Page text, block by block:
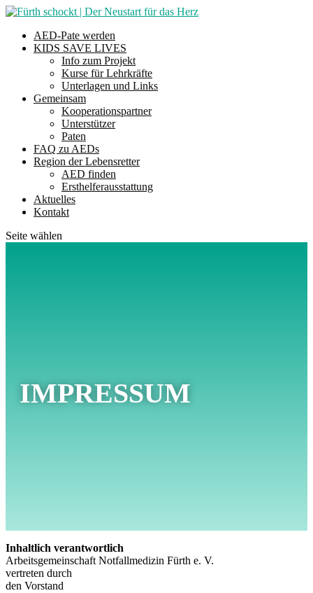
AED-Pate werden
KIDS SAVE LIVES
Info zum Projekt
Kurse für Lehrkräfte
Unterlagen und Links
Gemeinsam
Kooperationspartner
Unterstützer
Paten
FAQ zu AEDs
Region der Lebensretter
AED finden
Ersthelferausstattung
Aktuelles
Kontakt
Seite wählen
IMPRESSUM
Inhaltlich verantwortlich
Arbeitsgemeinschaft Notfallmedizin Fürth e. V.
vertreten durch
den Vorstand